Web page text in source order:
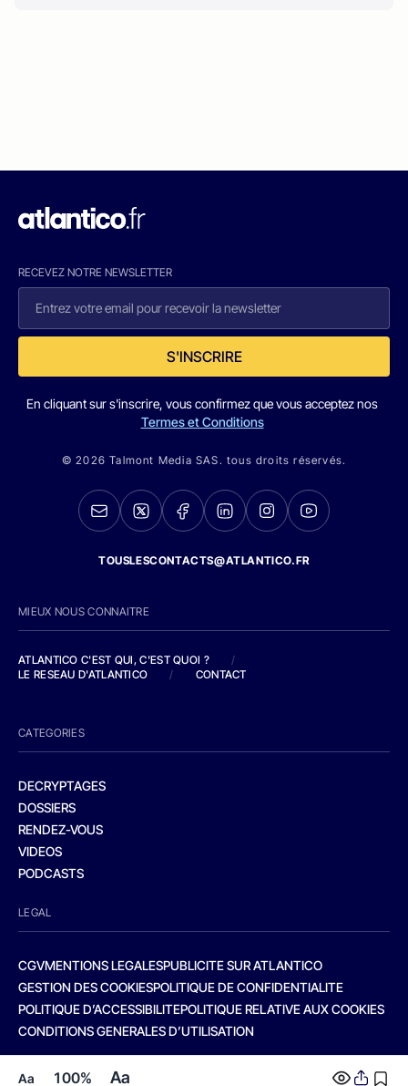
Aa 100% Aa
RECEVEZ NOTRE NEWSLETTER
S'INSCRIRE
En cliquant sur s'inscrire, vous confirmez que vous acceptez nos
Termes et Conditions
© 2026 Talmont Media SAS. tous droits réservés.
TOUSLESCONTACTS@ATLANTICO.FR
MIEUX NOUS CONNAITRE
ATLANTICO C'EST QUI, C'EST QUOI ?
/
LE RESEAU D'ATLANTICO
/ CONTACT
CATEGORIES
DECRYPTAGES
DOSSIERS
RENDEZ-VOUS
VIDEOS
PODCASTS
LEGAL
CGVMENTIONS LEGALESPUBLICITE SUR ATLANTICO
GESTION DES COOKIESPOLITIQUE DE CONFIDENTIALITE
POLITIQUE D’ACCESSIBILITEPOLITIQUE RELATIVE AUX COOKIES
CONDITIONS GENERALES D’UTILISATION